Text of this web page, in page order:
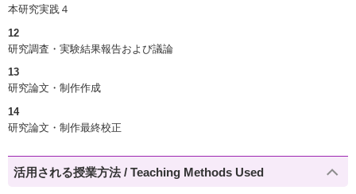
本研究実践４
12
研究調査・実験結果報告および議論
13
研究論文・制作作成
14
研究論文・制作最終校正
活用される授業方法 / Teaching Methods Used